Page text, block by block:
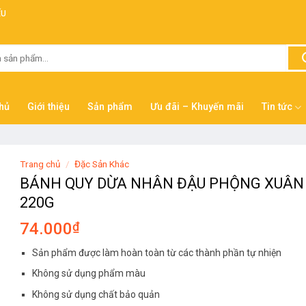
Giới thiệu Sản phẩm Ưu đãi – Khuyến mãi Tin tức
Trang chủ / Đặc Sản Khác
BÁNH QUY DỪA NHÂN ĐẬU PHỘNG XUÂN
220G
74.000₫
Sản phẩm được làm hoàn toàn từ các thành phần tự nhiện
Không sử dụng phẩm màu
Không sử dụng chất bảo quản